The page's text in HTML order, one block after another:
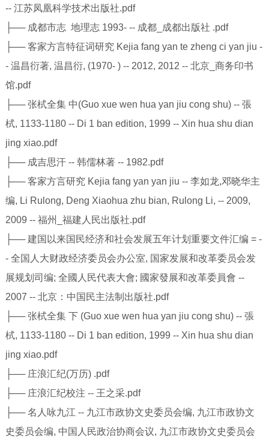
-- 江苏凤凰科学技术出版社.pdf
├── 成都市志 地理志 1993- -- 成都_成都出版社 .pdf
├── 客家方言特征词研究 Kejia fang yan te zheng ci yan jiu -
- 温昌衍著, 温昌衍, (1970- ) -- 2012, 2012 -- 北京_商务印书
馆.pdf
├── 张栻全集 中(Guo xue wen hua yan jiu cong shu) -- 張
栻, 1133-1180 -- Di 1 ban edition, 1999 -- Xin hua shu dian
jing xiao.pdf
├── 成吉思汗 -- 韩儒林著 -- 1982.pdf
├── 客家方言研究 Kejia fang yan yan jiu -- 李如龙,邓晓华主
编, Li Rulong, Deng Xiaohua zhu bian, Rulong Li, -- 2009,
2009 -- 福州_福建人民出版社.pdf
├── 建国以来国民经济和社会发展五年计划重要文件汇编 = -
- 全国人大财政经济委员会办公室, 国家发展和改革委员会发
展规划司编; 全國人民代表大會; 國家發展和改革委員會 --
2007 -- 北京：中国民主法制出版社.pdf
├── 张栻全集 下 (Guo xue wen hua yan jiu cong shu) -- 張
栻, 1133-1180 -- Di 1 ban edition, 1999 -- Xin hua shu dian
jing xiao.pdf
├── 庄浪汇纪(万历) .pdf
├── 庄浪汇纪校注 -- 王之采.pdf
├── 名人咏九江 -- 九江市政协文史委员会编, 九江市政协文
史委员会编, 中国人民政治协商会议, 九江市政协文史委员会